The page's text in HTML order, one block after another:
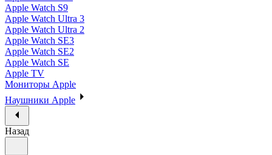
Apple Watch S9
Apple Watch Ultra 3
Apple Watch Ultra 2
Apple Watch SE3
Apple Watch SE2
Apple Watch SE
Apple TV
Мониторы Apple
Наушники Apple
Назад